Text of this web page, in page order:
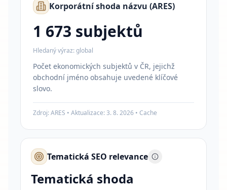
Korporátní shoda názvu (ARES)
1 673 subjektů
Hledaný výraz:global
Počet ekonomických subjektů v ČR, jejichž
obchodní jméno obsahuje uvedené klíčové
slovo.
Zdroj: ARES • Aktualizace:3. 8. 2026 • Cache
Tematická SEO relevance
Tematická shoda